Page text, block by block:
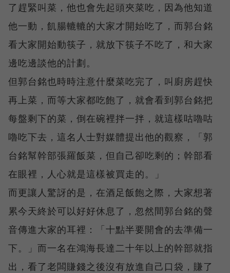
了趕緊叫菜，他也會先起頭夾菜吃，因為他知道
他一動，飢腸轆轆的大家才開始吃了，而郭台銘
看大家開始動筷子，就放下筷子不吃了，和大家
邊吃邊談他的計劃。
但郭台銘也時時注意什麼菜吃完了，叫廚房趕快
再上菜，而等大家都吃飽了，就會看到郭台銘把
每盤剩下的菜，倒在碗裡拌一拌，就這樣咕嚕咕
嚕吃下去，這名人士對媒體提出他的觀察，「郭
台銘幫幹部張羅飯菜，但自己卻吃剩的；幹部看
在眼裡，人心就是這樣被買走的。」
而更讓人驚訝的是，在酒足飯飽之際，大家想著
累今天終於可以好好休息了，忽然間郭台銘的聲
音傳進大家的耳裡：「十點半要開會的去準備一
下。」而一名在鴻海長達二十年以上的幹部就指
出，看了老闆賺錢之後沒有放進自己口袋，賺了